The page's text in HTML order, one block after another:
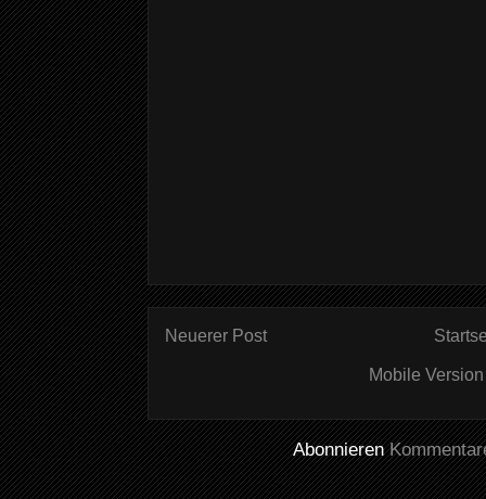
Neuerer Post
Mobile
Abonnieren